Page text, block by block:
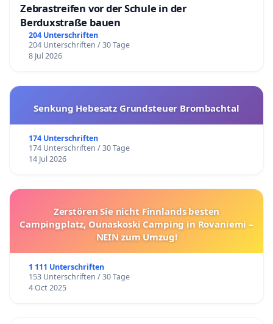
Zebrastreifen vor der Schule in der
Berduxstraße bauen
204 Unterschriften
204 Unterschriften / 30 Tage
8 Jul 2026
Senkung Hebesatz Grundsteuer Brombachtal
174 Unterschriften
174 Unterschriften / 30 Tage
14 Jul 2026
Zerstören Sie nicht Finnlands besten
Campingplatz, Ounaskoski Camping in Rovaniemi –
NEIN zum Umzug!
1 111 Unterschriften
153 Unterschriften / 30 Tage
4 Oct 2025